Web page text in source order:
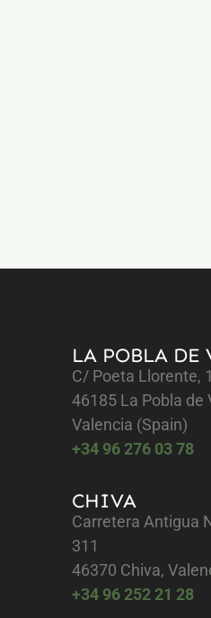
LA POBLA DE
C/ Poeta Llorente,
46185 La Pobla de
Valencia (Spain)
+34 96 276 03 78
CHIVA
Carretera Antigua
311
46370 Chiva,
+34 96 252 21 28